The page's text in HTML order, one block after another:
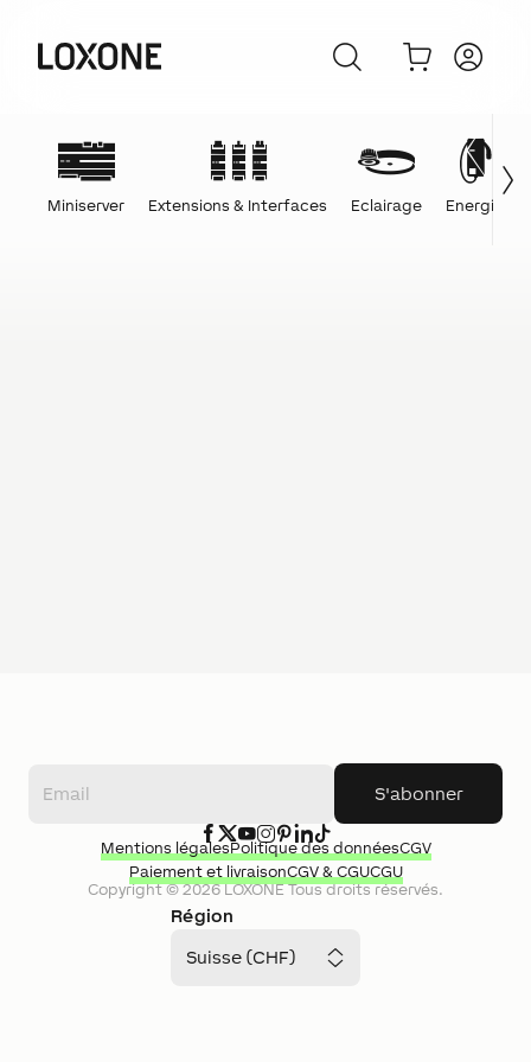
Miniserver Extensions & Interfaces Eclairage Energie
S'abonner
Région
Suisse (CHF)
Copyright ©2026LOXONETous droits réservés.
Mentions légalesPolitique des donnéesCGV
Paiement et livraisonCGV & CGUCGU